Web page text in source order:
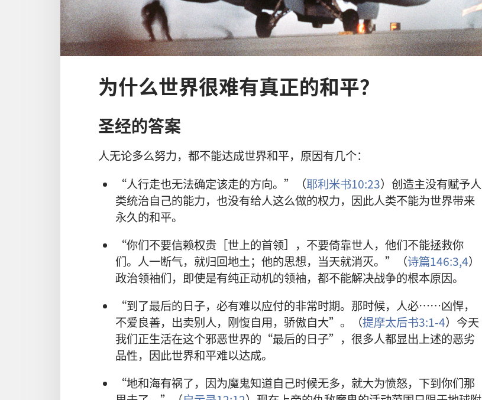
为什么世界很难有真正的和平？
圣经的答案
人无论多么努力，都不能达成世界和平，原因有几个：
“人行走也无法确定该走的方向。”（耶利米书10:23）创造主没有赋予人
类统治自己的能力，也没有给人这么做的权力，因此人类不能为世界带来
永久的和平。
“你们不要信赖权贵［世上的首领］，不要倚靠世人，他们不能拯救你
们。人一断气，就归回地土；他的思想，当天就消灭。”（诗篇146:3,4）
政治领袖们，即使是有纯正动机的领袖，都不能解决战争的根本原因。
“到了最后的日子，必有难以应付的非常时期。那时候，人必……凶悍，
不爱良善，出卖别人，刚愎自用，骄傲自大”。（提摩太后书3:1-4）今天
我们正生活在这个邪恶世界的“最后的日子”，很多人都显出上述的恶劣
品性，因此世界和平难以达成。
“地和海有祸了，因为魔鬼知道自己时候无多，就大为愤怒，下到你们那